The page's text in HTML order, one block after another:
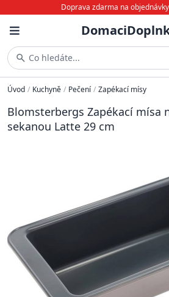
Doprava zdarma na
Co hledáte...
Úvod / Kuchyně / Pečení / Zapékací mísy
Blomsterbergs Zapékací mísa
sekanou Latte 29 cm